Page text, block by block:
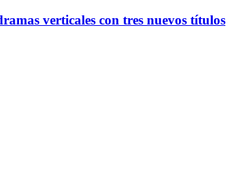
verticales con tres nuevos títulos